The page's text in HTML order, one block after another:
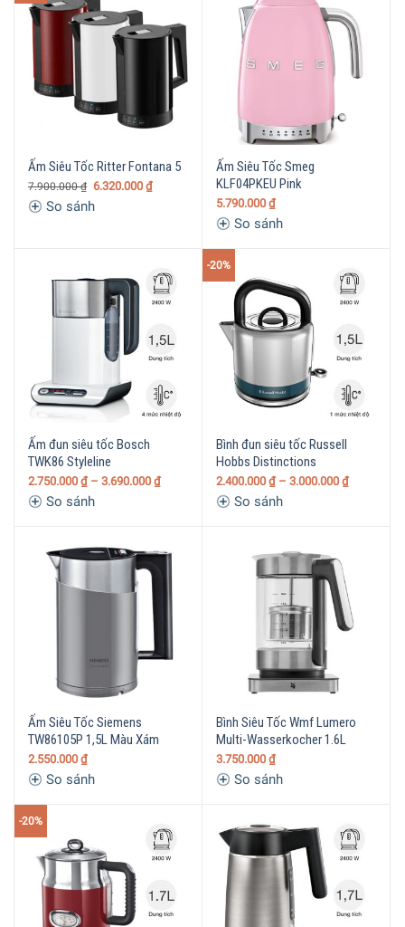
Ấm Siêu Tốc Ritter Fontana 5
7.900.000₫ 6.320.000 ₫
So sánh
Ấm Siêu Tốc Smeg
KLF04PKEU Pink
5.790.000 ₫
So sánh
Ấm đun siêu tốc Bosch
TWK86 Styleline
2.750.000 ₫ – 3.690.000 ₫
So sánh
-20%
Bình đun siêu tốc Russell
Hobbs Distinctions
2.400.000 ₫ – 3.000.000 ₫
So sánh
Ấm Siêu Tốc Siemens
TW86105P 1,5L Màu Xám
2.550.000 ₫
So sánh
Bình Siêu Tốc Wmf Lumero
Multi-Wasserkocher 1.6L
3.750.000 ₫
So sánh
-20%